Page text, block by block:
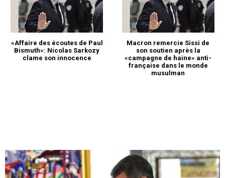
«Affaire des écoutes de Paul
Bismuth»: Nicolas Sarkozy
clame son innocence
Macron remercie Sissi de
son soutien après la
«campagne de haine» anti-
française dans le monde
musulman